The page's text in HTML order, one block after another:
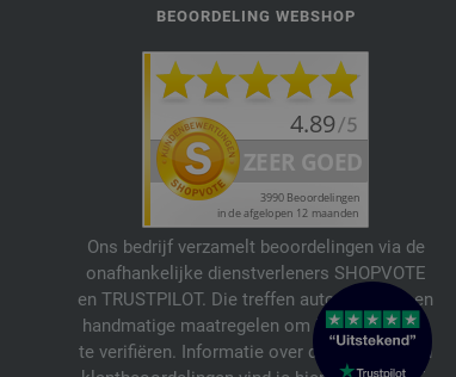
BEOORDELING WEBSHOP
Ons bedrijf verzamelt beoordelingen via de
onafhankelijke dienstverleners SHOPVOTE
en TRUSTPILOT. Die treffen automatische en
handmatige maatregelen om beoordelingen
te verifiëren. Informatie over de echtheid van